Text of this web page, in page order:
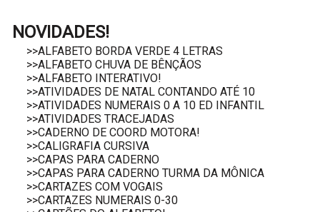
NOVIDADES!
>>ALFABETO BORDA VERDE 4 LETRAS
>>ALFABETO CHUVA DE BÊNÇÃOS
>>ALFABETO INTERATIVO!
>>ATIVIDADES DE NATAL CONTANDO ATÉ 10
>>ATIVIDADES NUMERAIS 0 A 10 ED INFANTIL
>>ATIVIDADES TRACEJADAS
>>CADERNO DE COORD MOTORA!
>>CALIGRAFIA CURSIVA
>>CAPAS PARA CADERNO
>>CAPAS PARA CADERNO TURMA DA MÔNICA
>>CARTAZES COM VOGAIS
>>CARTAZES NUMERAIS 0-30